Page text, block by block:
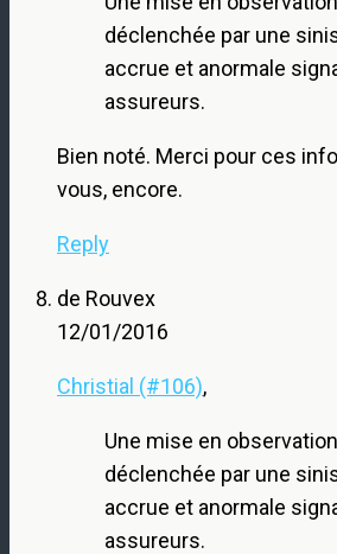
déclenchée par une
accrue et anormale
assureurs.
Bien noté. Merci pour ces
vous, encore.
Reply
de Rouvex
12/01/2016
Christial (#106),
Une mise en
déclenchée par une
accrue et anormale
assureurs.